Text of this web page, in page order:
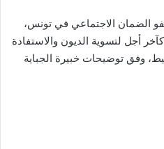
الضمان الاجتماعي في تونس،
حيث حُدد يوم 31 ديسمبر 2025 كآخر أجل لتسوية الديون والاستفادة
وفق توضيحات خبيرة الجباية